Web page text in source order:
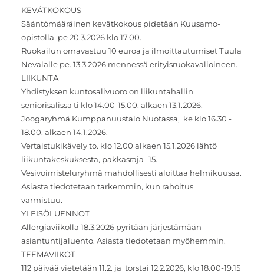
KEVÄTKOKOUS
Sääntömääräinen kevätkokous pidetään Kuusamo-
opistolla pe 20.3.2026 klo 17.00.
Ruokailun omavastuu 10 euroa ja ilmoittautumiset Tuula
Nevalalle pe. 13.3.2026 mennessä erityisruokavalioineen.
LIIKUNTA
Yhdistyksen kuntosalivuoro on liikuntahallin
seniorisalissa ti klo 14.00-15.00, alkaen 13.1.2026.
Joogaryhmä Kumppanuustalo Nuotassa, ke klo 16.30 -
18.00, alkaen 14.1.2026.
Vertaistukikävely to. klo 12.00 alkaen 15.1.2026 lähtö
liikuntakeskuksesta, pakkasraja -15.
Vesivoimisteluryhmä mahdollisesti aloittaa helmikuussa.
Asiasta tiedotetaan tarkemmin, kun rahoitus
varmistuu.
YLEISÖLUENNOT
Allergiaviikolla 18.3.2026 pyritään järjestämään
asiantuntijaluento. Asiasta tiedotetaan myöhemmin.
TEEMAVIIKOT
112 päivää vietetään 11.2. ja torstai 12.2.2026, klo 18.00-19.15